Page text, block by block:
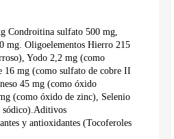
Condroitina sulfato 500 mg,
mg. Oligoelementos Hierro 215
Yodo 2,2 mg (como
16 mg (como sulfato de cobre II
45 mg (como óxido
(como óxido de zinc), Selenio
sódico).Aditivos
y antioxidantes (Tocoferoles